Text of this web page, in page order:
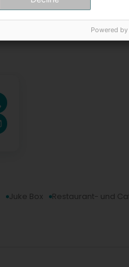
Juke Box Restaurant- und
Powered by